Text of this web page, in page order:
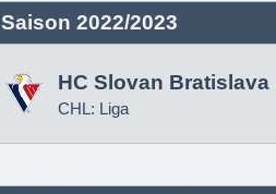
Saison 2022/2023
HC Slovan Bratislava
CHL: Liga